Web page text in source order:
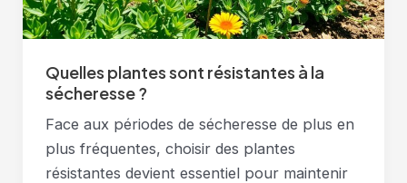
Quelles plantes sont résistantes à la
sécheresse ?
Face aux périodes de sécheresse de plus en
plus fréquentes, choisir des plantes
résistantes devient essentiel pour maintenir